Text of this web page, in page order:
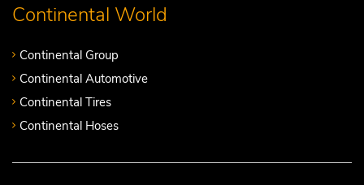
Continental World
Continental Group
Continental Automotive
Continental Tires
Continental Hoses